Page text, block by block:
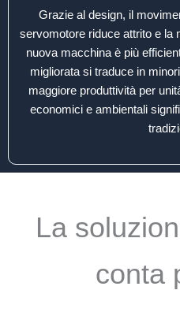
Grazie al design, il
servomotore riduce attrito e la
nuova macchina è più
migliorata si traduce in
maggiore produttività per
economici e ambientali
La
conta